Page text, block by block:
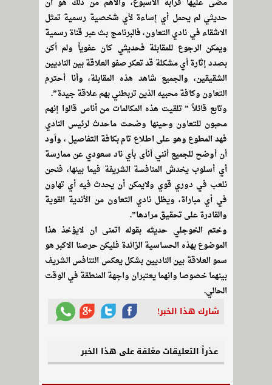
حديثي لم يحمل أي إساءة لأي شخصية رسمية تمثل
الاشقاء في نادي التعاون، فالبرنامج بث عبر قناة رسمية
ويمكن الرجوع للمقابلة فحديثي كان عفوياً ولم أكن
بصدد إثارة أي مشكلة قد تعكر صفو العلاقة بين الناديين
الشقيقين، والجميع شاهد هذه المقابلة، وأنا أحترم
التعاون وكافة محبيه الذين تربطني بهم علاقة جيدة”.
وتابع قائلاً ” تلقيت هذه المكالمات من أناس قالوا إنهم
محبون للتعاون وحينها وضحت ماحدث لرئيس النادي
فهد المطوع وهو على اطلاع تام بكافة التفاصيل ، وأود
أن أوضح للجميع أنني أنأى بأي ناد سعودي عن ممارسة
أي أسلوب يخدش المنافسة الشريفة فيما بينها، فنحن
نلعب في دوري قوي ولايمكن أن يحدث فيه أي تهاون
في أي مباراة، ويظل نادي التعاون من الأندية القوية
والقادرة على تحقيق مرادها”.
وختم الخوجلي حديثه بقوله اتمنى ان لايؤخذ هذا
الموضوع بهذه الحساسية الزائدة فليكن حرصنا الاكبر هو
سمو العلاقة بين الناديين بشكل يعكس التنافس الشريف
بينهما خصوصا وانهما يعتبران واجهة المنطقة في الوقت
الحالي.
شارك هذا الخبر!
عذراً التعليقات مغلقة على هذا الخبر